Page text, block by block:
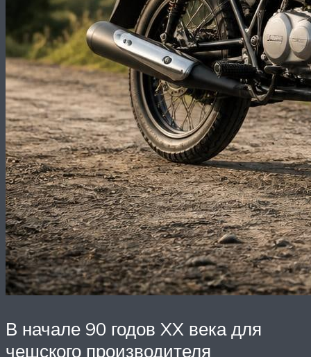
В начале 90 годов XX века для
чешского производителя